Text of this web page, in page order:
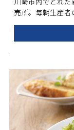
売所。毎朝生産者